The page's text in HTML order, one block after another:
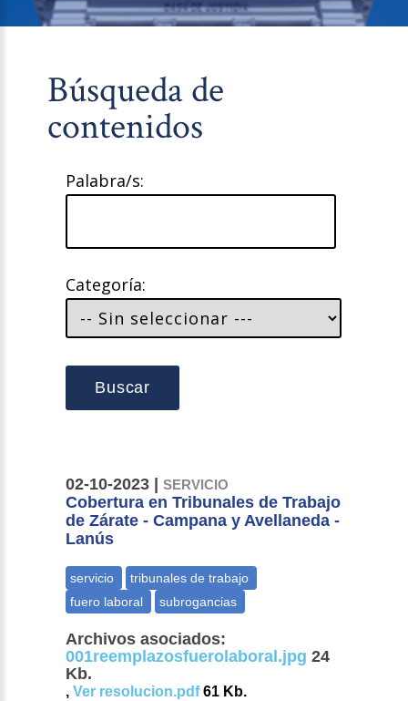
Búsqueda de
contenidos
Palabra/s:
Categoría:
Buscar
02-10-2023 |SERVICIO
Cobertura en Tribunales de Trabajo
de Zárate - Campana y Avellaneda -
Lanús
Archivos asociados:
001reemplazosfuerolaboral.jpg 24
Kb.
,Ver resolucion.pdf61 Kb.